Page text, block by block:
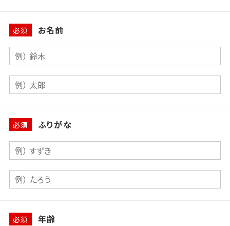
必須 お名前
必須 ふりがな
必須 年齢